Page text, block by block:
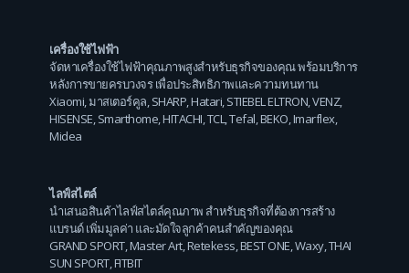
เครื่องใช้ไฟฟ้า
จัดหาเครื่องใช้ไฟฟ้าคุณภาพสูงสำหรับธุรกิจของคุณ พร้อมบริการ
หลังการขายครบวงจร เพื่อประสิทธิภาพและความทนทาน
Xiaomi มาสเตอร์คูล SHARP Hatari STIEBEL ELTRON VENZ,
HISENSE Smarthome HITACHI TCL Tefal BEKO Imarflex
Midea
ไลฟ์สไตล์
นำเสนอสินค้าไลฟ์สไตล์คุณภาพ สำหรับธุรกิจที่ต้องการสร้าง
แบรนด์ เพิ่มมูลค่า และมัดใจลูกค้าคนสำคัญของคุณ
GRAND SPORT,Master Art,Retekess,BEST ONE,Waxy,THAI
SUN SPORT,FITBIT